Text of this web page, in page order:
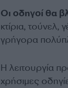
Οι οδηγοί θα
κτίρια, τούνελ,
γρήγορα
Η λειτουργία
χρήσιμες